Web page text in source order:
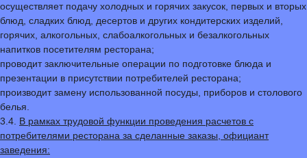
осуществляет подачу холодных и горячих закусок, первых и вторых
блюд, сладких блюд, десертов и других кондитерских изделий,
горячих, алкогольных, слабоалкогольных и безалкогольных
напитков посетителям ресторана;
проводит заключительные операции по подготовке блюда и
презентации в присутствии потребителей ресторана;
производит замену использованной посуды, приборов и столового
белья.
3.4. В рамках трудовой функции проведения расчетов с
потребителями ресторана за сделанные заказы, официант
заведения: